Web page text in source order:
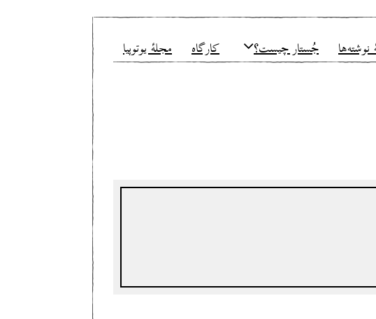
مجلهٔ یوتوپیا کارگاه جُستار چیست؟